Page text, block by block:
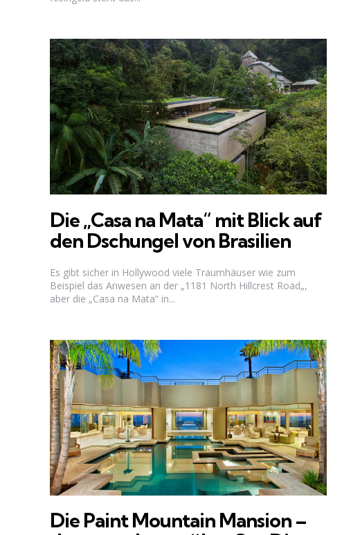
Die „Casa na Mata“ mit Blick auf
den Dschungel von Brasilien
Es gibt sicher in Hollywood viele Traumhäuser wie zum
Beispiel das Anwesen an der „1181 North Hillcrest Road„,
aber die „Casa na Mata“ in...
Die Paint Mountain Mansion –